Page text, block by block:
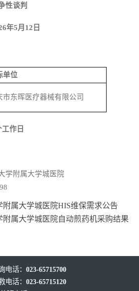
性谈判
6年5月 12 日
单位
市东晖医疗器械有限公司
工作日
学附属大学城医院
附属大学城医院HIS维保需求公告
附属大学城医院自动煎药机采购结果
电话： 023-65715700
电话： 023-65715120